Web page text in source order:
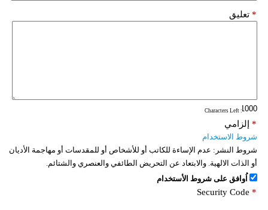
تعليق *
: Characters Left
إلزامي *
شروط الاستخدام
شروط النشر: عدم الإساءة للكاتب أو للأشخاص أو للمقدسات أو مهاجمة الأديان
أو الذات الالهية. والابتعاد عن التحريض الطائفي والعنصري والشتائم.
اُوافق على شروط الأستخدام
Security Code *